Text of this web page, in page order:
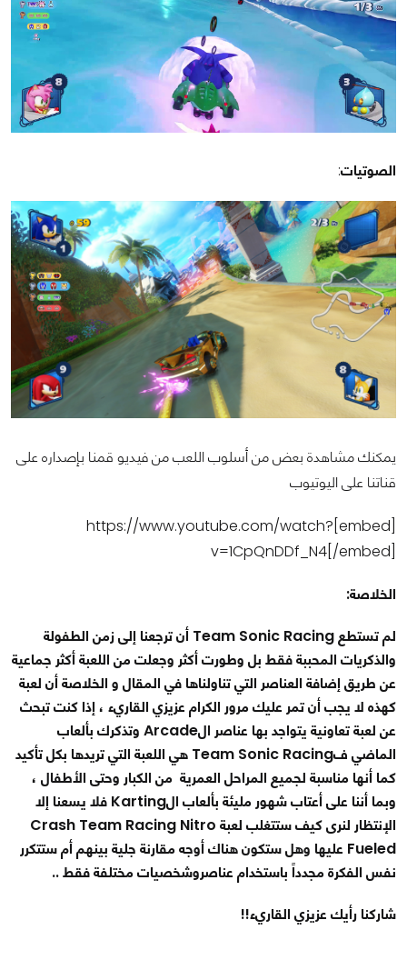
الصوتيات:
يمكنك مشاهدة بعض من أسلوب اللعب من فيديو قمنا بإصداره على
قناتنا على اليوتيوب
[embed]https://www.youtube.com/watch?
v=1CpQnDDf_N4[/embed]
الخلاصة:
لم تستطع Team Sonic Racing أن ترجعنا إلى زمن الطفولة
والذكريات المحببة فقط بل وطورت أكثر وجعلت من اللعبة أكثر جماعية
عن طريق إضافة العناصر التي تناولناها في المقال و الخلاصة أن لعبة
كهذه لا يجب أن تمر عليك مرور الكرام عزيزي القاريء ، إذا كنت تبحث
عن لعبة تعاونية يتواجد بها عناصر الArcade وتذكرك بألعاب
الماضي فTeam Sonic Racing هي اللعبة التي تريدها بكل تأكيد
كما أنها مناسبة لجميع المراحل العمرية من الكبار وحتى الأطفال ،
وبما أننا على أعتاب شهور مليئة بألعاب الKarting فلا يسعنا إلا
الإنتظار لنرى كيف ستتغلب لعبة Crash Team Racing Nitro
Fueled عليها وهل ستكون هناك أوجه مقارنة جلية بينهم أم ستتكرر
نفس الفكرة مجدداً باستخدام عناصروشخصيات مختلفة فقط ..
شاركنا رأيك عزيزي القاريء!!